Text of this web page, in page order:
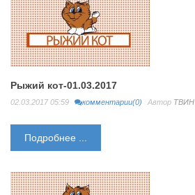
Рыжий кот-01.03.2017
02.03.2017 05:59 комментарии(0) Автор ТВИН
Подробнее ...